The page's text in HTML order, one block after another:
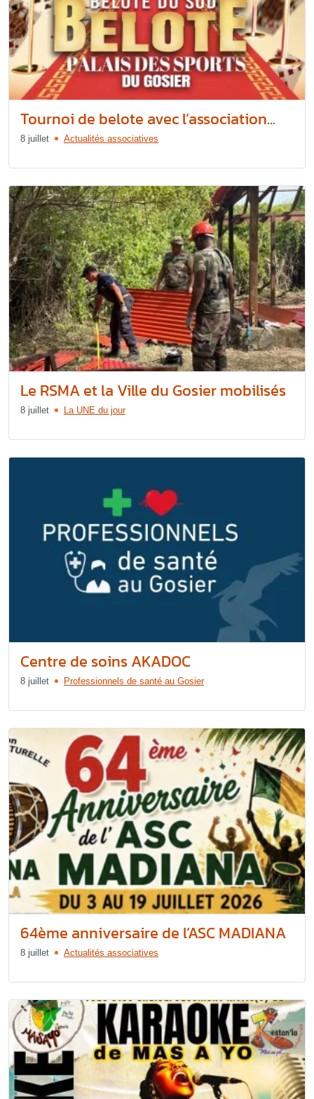
Tournoi de belote avec l’association...
8 juillet Actualités associatives
Le RSMA et la Ville du Gosier mobilisés
8 juillet La UNE du jour
Centre de soins AKADOC
8 juillet Professionnels de santé au Gosier
64ème anniversaire de l’ASC MADIANA
8 juillet Actualités associatives